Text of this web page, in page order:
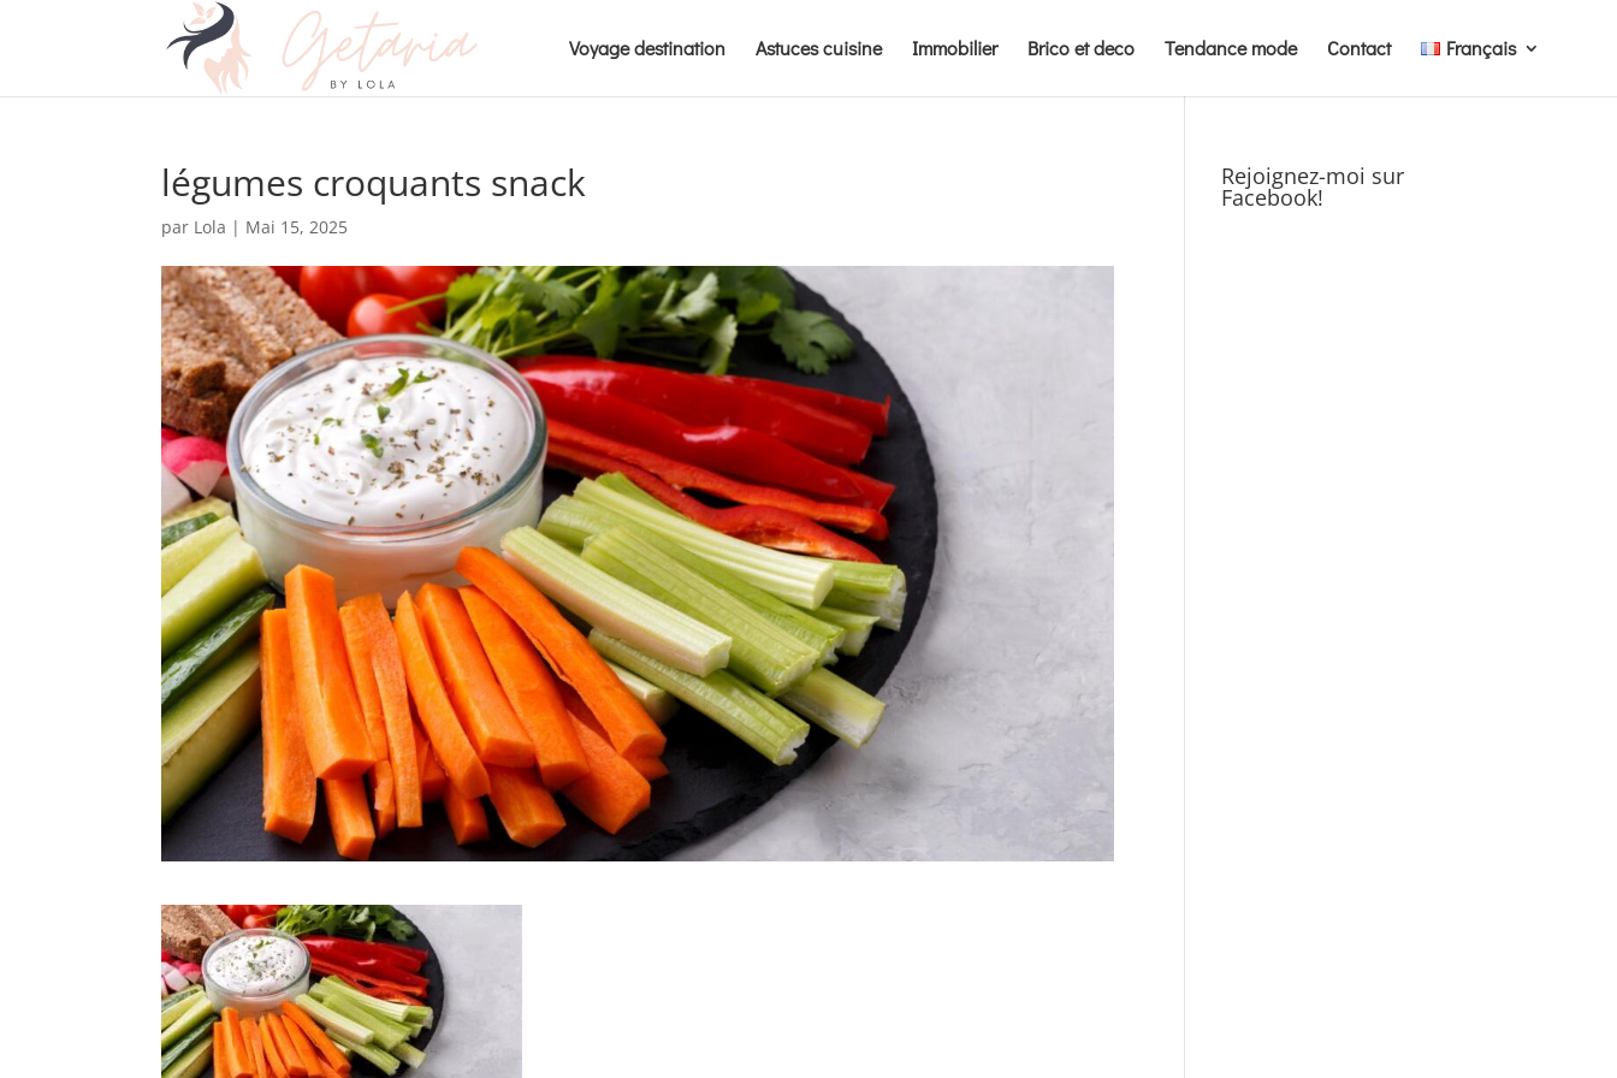
Voyage destination Astuces cuisine Immobilier Brico et deco Tendance mode Contact Français
légumes croquants snack
par Lola | Mai 15, 2025
Rejoignez-moi sur
Facebook!